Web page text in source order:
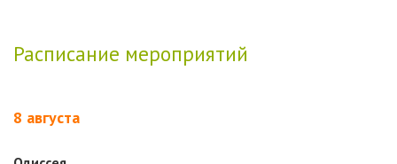
Расписание мероприятий
8 августа